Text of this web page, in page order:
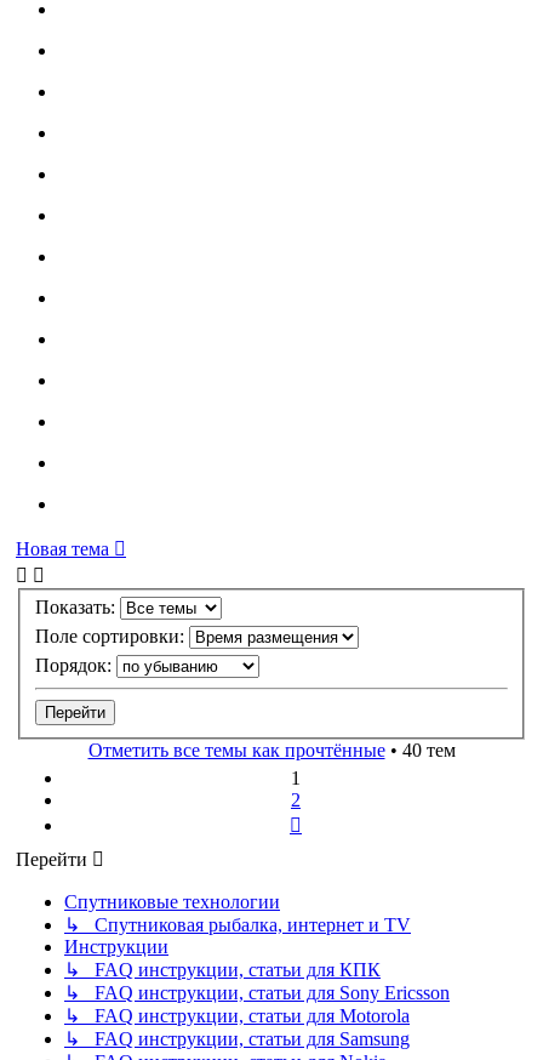
Новая тема
Показать:
Поле сортировки:
Порядок:
Отметить все темы как прочтённые• 40 тем
1
2
Перейти
Спутниковые технологии
↳ Спутниковая рыбалка, интернет и TV
Инструкции
↳ FAQ инструкции, статьи для КПК
↳ FAQ инструкции, статьи для Sony Ericsson
↳ FAQ инструкции, статьи для Motorola
↳ FAQ инструкции, статьи для Samsung